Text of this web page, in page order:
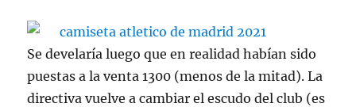
Se develaría luego que en realidad habían sido
puestas a la venta 1300 (menos de la mitad). La
directiva vuelve a cambiar el escudo del club (es